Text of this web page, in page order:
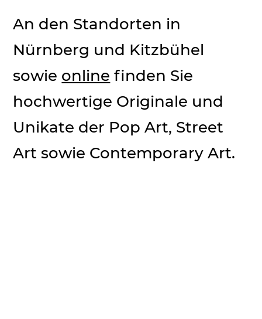
An den Standorten in
Nürnberg und Kitzbühel
sowie online finden Sie
hochwertige Originale und
Unikate der Pop Art, Street
Art sowie Contemporary Art.